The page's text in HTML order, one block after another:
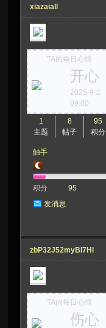
xiazaiall
TA的每日心情
开心
2025-9-2
09:00
1
主题
8
帖子
95
积分
触手
积分
95
发消息
zbP32J52myBI7Hl
TA的每日心情
伤心